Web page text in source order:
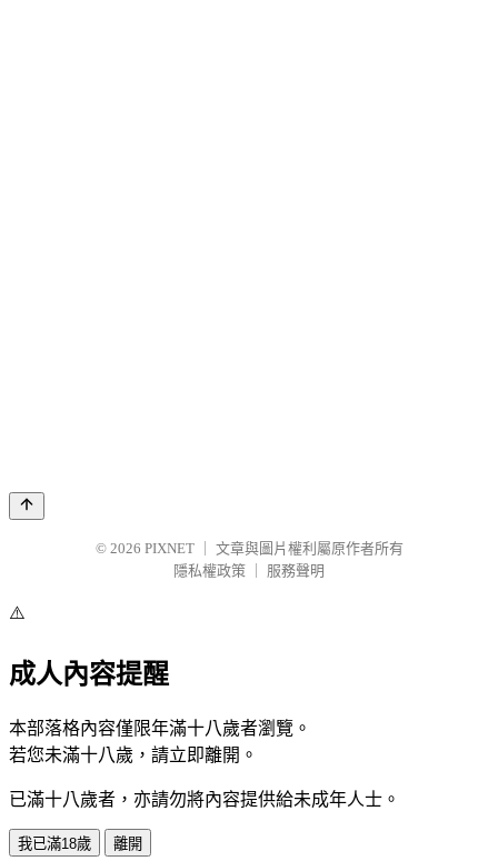
© 2026 PIXNET
文章與圖片權利屬原作者所有
隱私權政策
服務聲明
⚠️
成人內容提醒
本部落格內容僅限年滿十八歲者瀏覽。
若您未滿十八歲，請立即離開。
已滿十八歲者，亦請勿將內容提供給未成年人士。
我已滿18歲 離開